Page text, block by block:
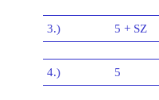
3.) 5 + SZ
4.) 5